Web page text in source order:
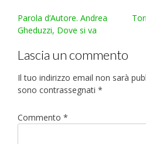
Post
navigation
Parola d’Autore. Andrea
Gheduzzi, Dove si va
Lascia un commento
Il tuo indirizzo email non sarà
sono contrassegnati *
Commento *